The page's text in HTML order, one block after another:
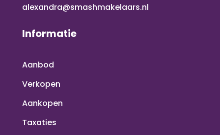
alexandra@smashmakelaars.nl
Informatie
Aanbod
Verkopen
Aankopen
Taxaties